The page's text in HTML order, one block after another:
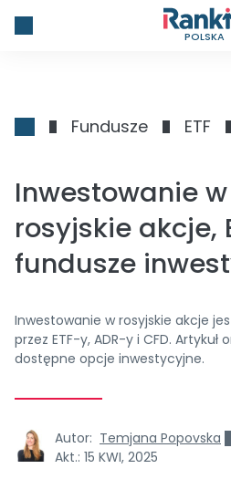
POLSKA
Fundusze ETF
Inwestowanie w
rosyjskie akcje,
fundusze
Inwestowanie w rosyjskie akcje
przez ETF-y, ADR-y i CFD.
dostępne opcje inwestycyjne.
Autor: Temjana Popovska
Akt.: 15 KWI, 2025